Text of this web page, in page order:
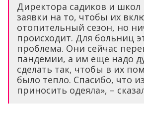
Директора садиков и школ
заявки на то, чтобы их
отопительный сезон, но
происходит. Для больниц
проблема. Они сейчас
пандемии, а им еще надо
сделать так, чтобы в их
было тепло. Спасибо, что
приносить одеяла», –